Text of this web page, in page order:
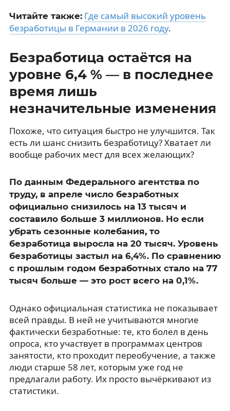
Читайте также: Где самый высокий уровень
безработицы в Германии в 2026 году.
Безработица остаётся на
уровне 6,4 % — в последнее
время лишь
незначительные изменения
Похоже, что ситуация быстро не улучшится. Так
есть ли шанс снизить безработицу? Хватает ли
вообще рабочих мест для всех желающих?
По данным Федерального агентства по
труду, в апреле число безработных
официально снизилось на 13 тысяч и
составило больше 3 миллионов. Но если
убрать сезонные колебания, то
безработица выросла на 20 тысяч. Уровень
безработицы застыл на 6,4%. По сравнению
с прошлым годом безработных стало на 77
тысяч больше — это рост всего на 0,1%.
Однако официальная статистика не показывает
всей правды. В ней не учитываются многие
фактически безработные: те, кто болел в день
опроса, кто участвует в программах центров
занятости, кто проходит переобучение, а также
люди старше 58 лет, которым уже год не
предлагали работу. Их просто вычёркивают из
статистики.